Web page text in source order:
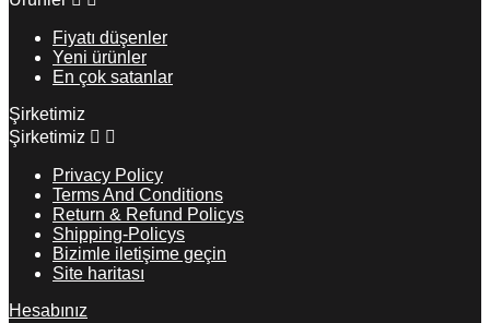
Fiyatı düşenler
Yeni ürünler
En çok satanlar
Şirketimiz
Şirketimiz  
Privacy Policy
Terms And Conditions
Return & Refund Policys
Shipping-Policys
Bizimle iletişime geçin
Site haritası
Hesabınız